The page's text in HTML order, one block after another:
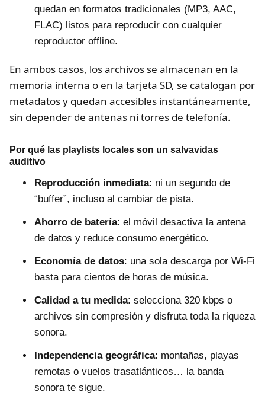
quedan en formatos tradicionales (MP3, AAC,
FLAC) listos para reproducir con cualquier
reproductor offline.
En ambos casos, los archivos se almacenan en la
memoria interna o en la tarjeta SD, se catalogan por
metadatos y quedan accesibles instantáneamente,
sin depender de antenas ni torres de telefonía.
Por qué las playlists locales son un salvavidas
auditivo
Reproducción inmediata: ni un segundo de
“buffer”, incluso al cambiar de pista.
Ahorro de batería: el móvil desactiva la antena
de datos y reduce consumo energético.
Economía de datos: una sola descarga por Wi‑Fi
basta para cientos de horas de música.
Calidad a tu medida: selecciona 320 kbps o
archivos sin compresión y disfruta toda la riqueza
sonora.
Independencia geográfica: montañas, playas
remotas o vuelos trasatlánticos… la banda
sonora te sigue.